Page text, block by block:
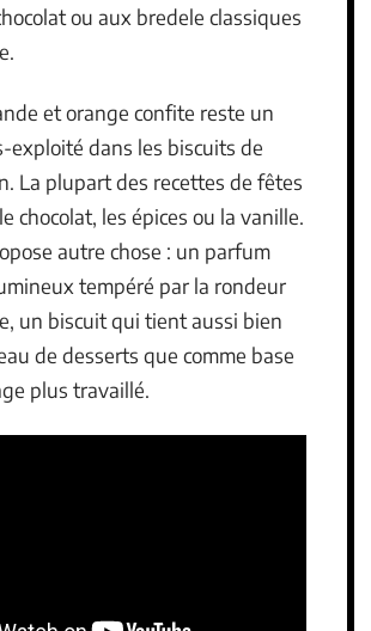
ou aux bredele classiques
et orange confite reste un
exploité dans les biscuits de
La plupart des recettes de fêtes
chocolat, les épices ou la vanille.
autre chose : un parfum
tempéré par la rondeur
un biscuit qui tient aussi bien
de desserts que comme base
plus travaillé.